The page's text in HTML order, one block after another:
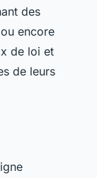
des
encore
de loi et
de leurs